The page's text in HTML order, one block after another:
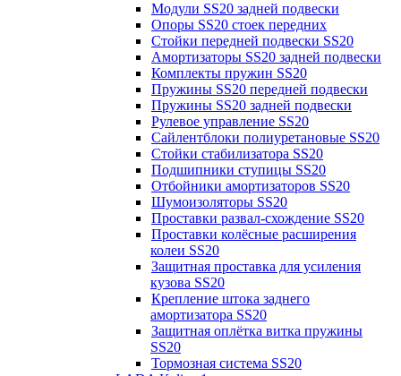
Модули SS20 задней подвески
Опоры SS20 стоек передних
Стойки передней подвески SS20
Амортизаторы SS20 задней подвески
Комплекты пружин SS20
Пружины SS20 передней подвески
Пружины SS20 задней подвески
Рулевое управление SS20
Сайлентблоки полиуретановые SS20
Стойки стабилизатора SS20
Подшипники ступицы SS20
Отбойники амортизаторов SS20
Шумоизоляторы SS20
Проставки развал-схождение SS20
Проставки колёсные расширения
колеи SS20
Защитная проставка для усиления
кузова SS20
Крепление штока заднего
амортизатора SS20
Защитная оплётка витка пружины
SS20
Тормозная система SS20